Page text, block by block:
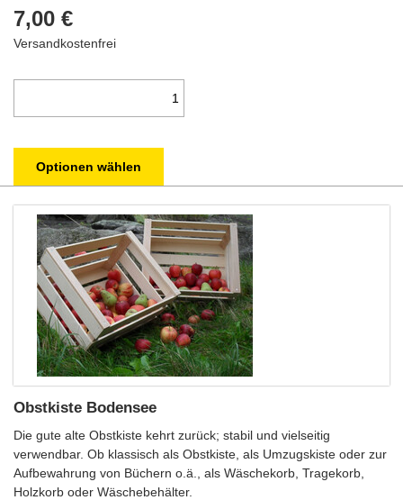
7,00 €
Versandkostenfrei
Optionen wählen
Obstkiste Bodensee
Die gute alte Obstkiste kehrt zurück; stabil und vielseitig
verwendbar. Ob klassisch als Obstkiste, als Umzugskiste oder zur
Aufbewahrung von Büchern o.ä., als Wäschekorb, Tragekorb,
Holzkorb oder Wäschebehälter.